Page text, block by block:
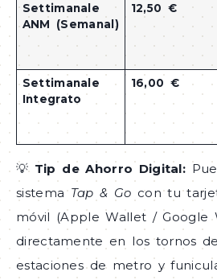
Settimanale
ANM (Semanal)
12,50 €
Settimanale
Integrato
16,00 €
💡 Tip de Ahorro Digital:
sistema Tap & Go con tu
móvil (Apple Wallet / Google
directamente en los tornos
estaciones de metro y